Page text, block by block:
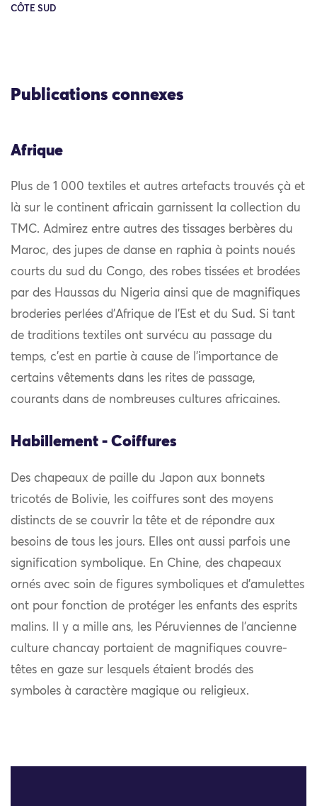
CÔTE SUD
Publications connexes
Afrique
Plus de 1 000 textiles et autres artefacts trouvés çà et
là sur le continent africain garnissent la collection du
TMC. Admirez entre autres des tissages berbères du
Maroc, des jupes de danse en raphia à points noués
courts du sud du Congo, des robes tissées et brodées
par des Haussas du Nigeria ainsi que de magnifiques
broderies perlées d’Afrique de l’Est et du Sud. Si tant
de traditions textiles ont survécu au passage du
temps, c’est en partie à cause de l’importance de
certains vêtements dans les rites de passage,
courants dans de nombreuses cultures africaines.
Habillement - Coiffures
Des chapeaux de paille du Japon aux bonnets
tricotés de Bolivie, les coiffures sont des moyens
distincts de se couvrir la tête et de répondre aux
besoins de tous les jours. Elles ont aussi parfois une
signification symbolique. En Chine, des chapeaux
ornés avec soin de figures symboliques et d’amulettes
ont pour fonction de protéger les enfants des esprits
malins. Il y a mille ans, les Péruviennes de l’ancienne
culture chancay portaient de magnifiques couvre-
têtes en gaze sur lesquels étaient brodés des
symboles à caractère magique ou religieux.